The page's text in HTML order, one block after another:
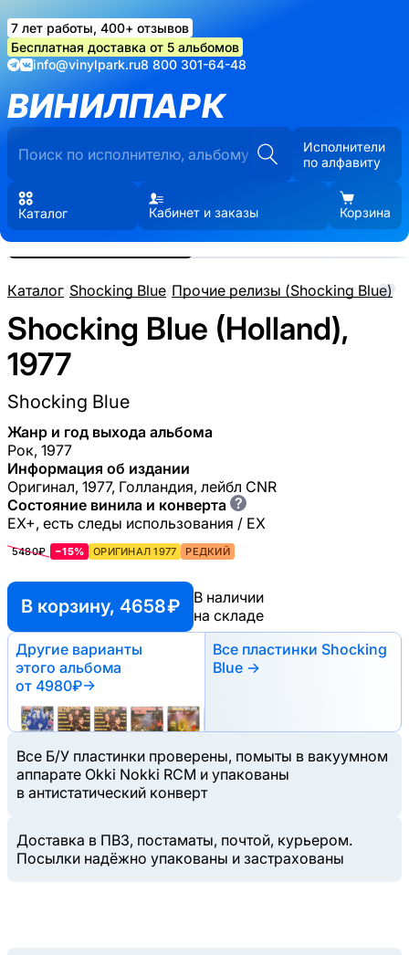
7 лет работы, 400+ отзывов
Бесплатная доставка от 5 альбомов
info@vinylpark.ru8 800 301-64-48
ВИНИЛПАРК
Исполнители
по алфавиту
Каталог Кабинет и заказы Корзина
Каталог/Shocking Blue/Прочие релизы (Shocking Blue)
Shocking Blue (Holland),
1977
Shocking Blue
Жанр и год выхода альбома
Рок, 1977
Информация об издании
Оригинал, 1977, Голландия, лейбл CNR
Состояние винила и конверта ?
EX+, есть следы использования / EX
5480₽ −15% ОРИГИНАЛ 1977 РЕДКИЙ
В корзину, 4658 ₽
В наличии
на складе
Другие варианты
этого альбома
от 4980₽→
Все пластинки Shocking
Blue →
Все Б/У пластинки проверены, помыты в вакуумном
аппарате Okki Nokki RCM и упакованы
в антистатический конверт
Доставка в ПВЗ, постаматы, почтой, курьером.
Посылки надёжно упакованы и застрахованы
Реальные фото пластинки.
Нажмите, чтобы увеличить